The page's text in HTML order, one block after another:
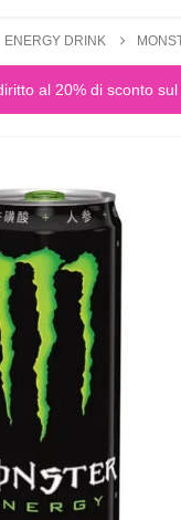
ENERGY DRINK
al 20% di sconto